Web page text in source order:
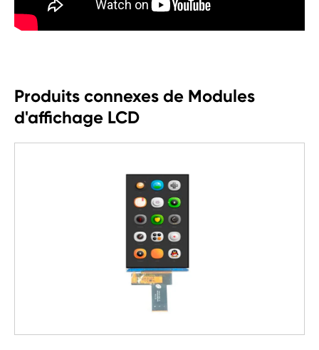
Produits connexes de Modules
d'affichage LCD